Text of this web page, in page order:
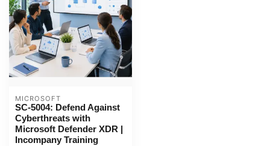
MICROSOFT
SC-5004: Defend Against
Cyberthreats with
Microsoft Defender XDR |
Incompany Training